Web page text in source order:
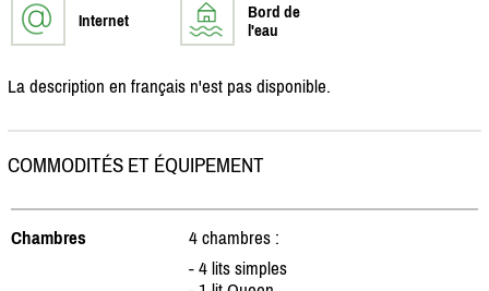
Internet
Bord de
l'eau
La description en français n'est pas disponible.
COMMODITÉS ET ÉQUIPEMENT
Chambres
4 chambres :
- 4 lits simples